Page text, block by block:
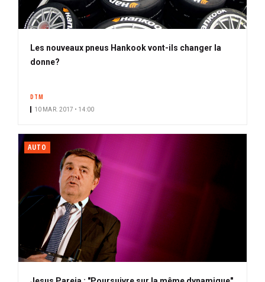
Les nouveaux pneus Hankook vont-ils changer la
donne?
DTM
10 MAR. 2017 • 14:00
AUTO